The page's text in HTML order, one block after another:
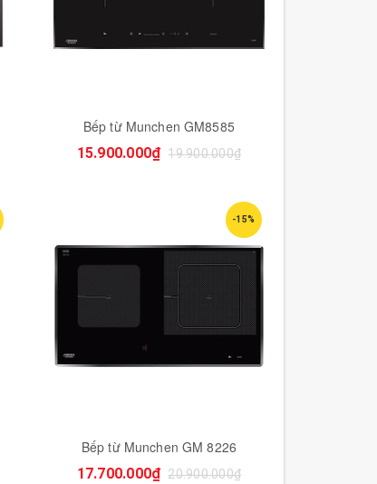
Bếp từ Munchen GM8585
15.900.000₫ 19.900.000₫
-15%
Bếp từ Munchen GM 8226
17.700.000₫ 20.900.000₫